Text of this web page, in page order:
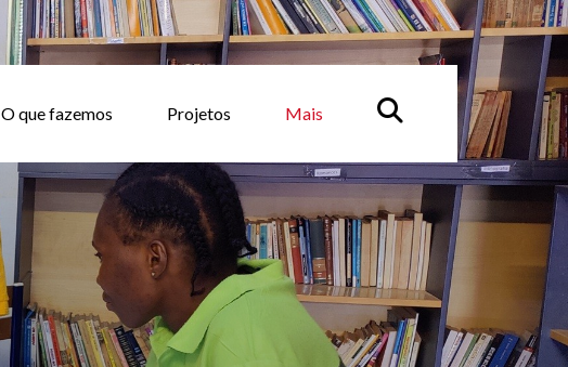
O que fazemos Projetos Mais